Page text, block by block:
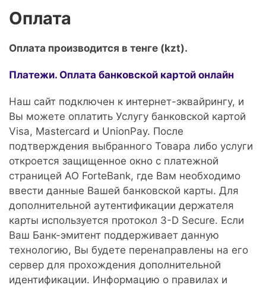
Оплата
Оплата производится в тенге (kzt).
Платежи. Оплата банковской картой онлайн
Наш сайт подключен к интернет-эквайрингу, и
Вы можете оплатить Услугу банковской картой
Visa, Mastercard и UnionPay. После
подтверждения выбранного Товара либо услуги
откроется защищенное окно с платежной
страницей АО ForteBank, где Вам необходимо
ввести данные Вашей банковской карты. Для
дополнительной аутентификации держателя
карты используется протокол 3-D Secure. Если
Ваш Банк-эмитент поддерживает данную
технологию, Вы будете перенаправлены на его
сервер для прохождения дополнительной
идентификации. Информацию о правилах и